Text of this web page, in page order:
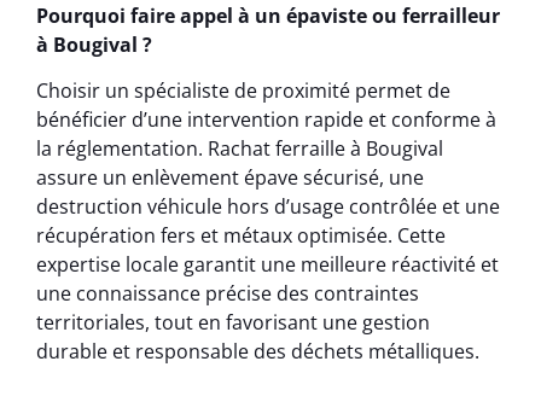
Pourquoi faire appel à un épaviste ou ferrailleur
à Bougival ?
Choisir un spécialiste de proximité permet de
bénéficier d’une intervention rapide et conforme à
la réglementation. Rachat ferraille à Bougival
assure un enlèvement épave sécurisé, une
destruction véhicule hors d’usage contrôlée et une
récupération fers et métaux optimisée. Cette
expertise locale garantit une meilleure réactivité et
une connaissance précise des contraintes
territoriales, tout en favorisant une gestion
durable et responsable des déchets métalliques.